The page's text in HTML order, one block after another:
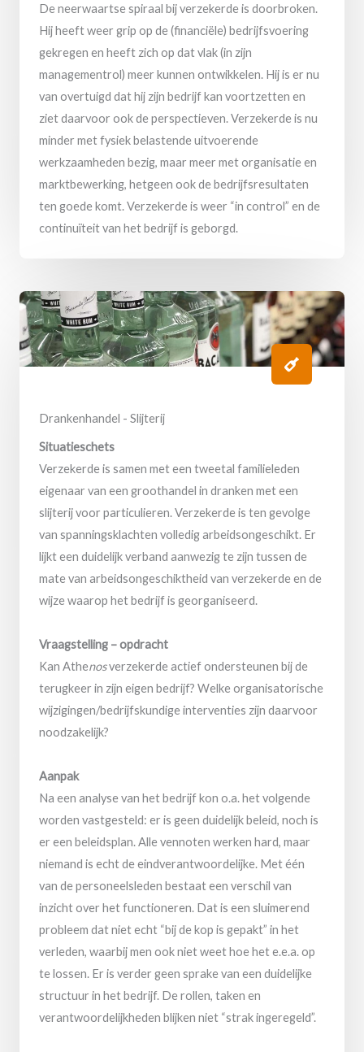
De neerwaartse spiraal bij verzekerde is doorbroken.
Hij heeft weer grip op de (financiële) bedrijfsvoering
gekregen en heeft zich op dat vlak (in zijn
managementrol) meer kunnen ontwikkelen. Hij is er nu
van overtuigd dat hij zijn bedrijf kan voortzetten en
ziet daarvoor ook de perspectieven. Verzekerde is nu
minder met fysiek belastende uitvoerende
werkzaamheden bezig, maar meer met organisatie en
marktbewerking, hetgeen ook de bedrijfsresultaten
ten goede komt. Verzekerde is weer “in control” en de
continuïteit van het bedrijf is geborgd.
Drankenhandel - Slijterij
Situatieschets
Verzekerde is samen met een tweetal familieleden
eigenaar van een groothandel in dranken met een
slijterij voor particulieren. Verzekerde is ten gevolge
van spanningsklachten volledig arbeidsongeschikt. Er
lijkt een duidelijk verband aanwezig te zijn tussen de
mate van arbeidsongeschiktheid van verzekerde en de
wijze waarop het bedrijf is georganiseerd.
Vraagstelling – opdracht
Kan Athenosverzekerde actief ondersteunen bij de
terugkeer in zijn eigen bedrijf? Welke organisatorische
wijzigingen/bedrijfskundige interventies zijn daarvoor
noodzakelijk?
Aanpak
Na een analyse van het bedrijf kon o.a. het volgende
worden vastgesteld: er is geen duidelijk beleid, noch is
er een beleidsplan. Alle vennoten werken hard, maar
niemand is echt de eindverantwoordelijke. Met één
van de personeelsleden bestaat een verschil van
inzicht over het functioneren. Dat is een sluimerend
probleem dat niet echt “bij de kop is gepakt” in het
verleden, waarbij men ook niet weet hoe het e.e.a. op
te lossen. Er is verder geen sprake van een duidelijke
structuur in het bedrijf. De rollen, taken en
verantwoordelijkheden blijken niet “strak ingeregeld”.